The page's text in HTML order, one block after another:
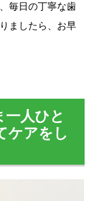
毎日の丁寧な歯
ましたら、お早
一人ひと
ケアをし